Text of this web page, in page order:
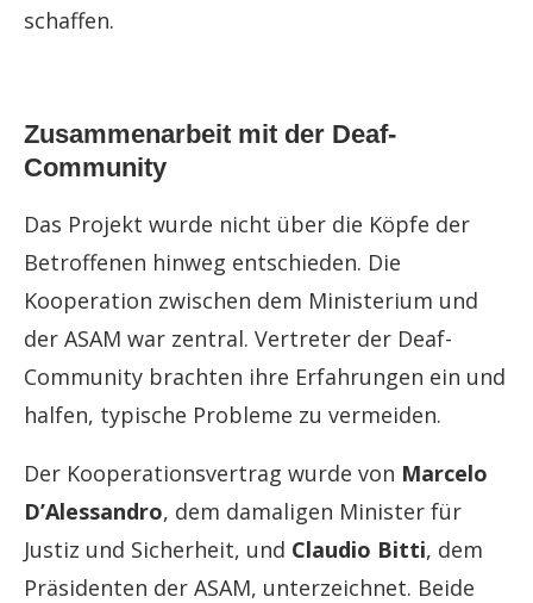
schaffen.
Zusammenarbeit mit der Deaf-
Community
Das Projekt wurde nicht über die Köpfe der
Betroffenen hinweg entschieden. Die
Kooperation zwischen dem Ministerium und
der ASAM war zentral. Vertreter der Deaf-
Community brachten ihre Erfahrungen ein und
halfen, typische Probleme zu vermeiden.
Der Kooperationsvertrag wurde von Marcelo
D’Alessandro, dem damaligen Minister für
Justiz und Sicherheit, und Claudio Bitti, dem
Präsidenten der ASAM, unterzeichnet. Beide